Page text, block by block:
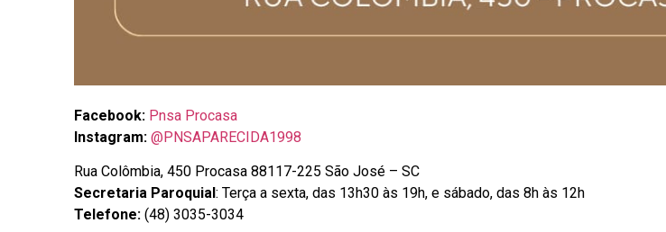
Facebook: Pnsa Procasa
Instagram: @PNSAPARECIDA1998
Rua Colômbia, 450 Procasa 88117-225 São José – SC
Secretaria Paroquial: Terça a sexta, das 13h30 às 19h, e sábado, das 8h às 12h
Telefone: (48) 3035-3034